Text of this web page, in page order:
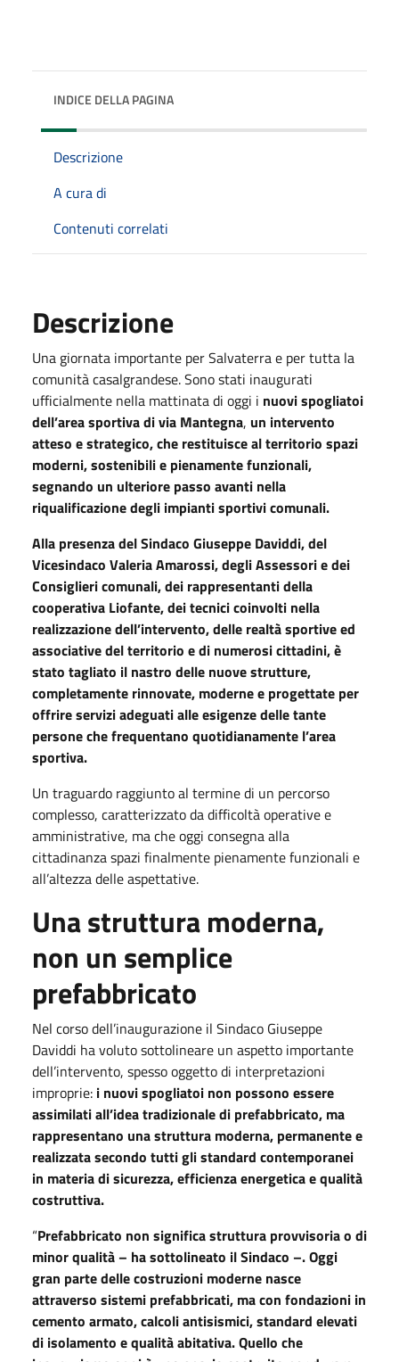
INDICE DELLA PAGINA
Descrizione
A cura di
Contenuti correlati
Descrizione
Una giornata importante per Salvaterra e per tutta la
comunità casalgrandese. Sono stati inaugurati
ufficialmente nella mattinata di oggi i nuovi spogliatoi
dell’area sportiva di via Mantegna, un intervento
atteso e strategico, che restituisce al territorio spazi
moderni, sostenibili e pienamente funzionali,
segnando un ulteriore passo avanti nella
riqualificazione degli impianti sportivi comunali.
Alla presenza del Sindaco Giuseppe Daviddi, del
Vicesindaco Valeria Amarossi, degli Assessori e dei
Consiglieri comunali, dei rappresentanti della
cooperativa Liofante, dei tecnici coinvolti nella
realizzazione dell’intervento, delle realtà sportive ed
associative del territorio e di numerosi cittadini, è
stato tagliato il nastro delle nuove strutture,
completamente rinnovate, moderne e progettate per
offrire servizi adeguati alle esigenze delle tante
persone che frequentano quotidianamente l’area
sportiva.
Un traguardo raggiunto al termine di un percorso
complesso, caratterizzato da difficoltà operative e
amministrative, ma che oggi consegna alla
cittadinanza spazi finalmente pienamente funzionali e
all’altezza delle aspettative.
Una struttura moderna,
non un semplice
prefabbricato
Nel corso dell’inaugurazione il Sindaco Giuseppe
Daviddi ha voluto sottolineare un aspetto importante
dell’intervento, spesso oggetto di interpretazioni
improprie: i nuovi spogliatoi non possono essere
assimilati all’idea tradizionale di prefabbricato, ma
rappresentano una struttura moderna, permanente e
realizzata secondo tutti gli standard contemporanei
in materia di sicurezza, efficienza energetica e qualità
costruttiva.
“Prefabbricato non significa struttura provvisoria o di
minor qualità – ha sottolineato il Sindaco –. Oggi
gran parte delle costruzioni moderne nasce
attraverso sistemi prefabbricati, ma con fondazioni in
cemento armato, calcoli antisismici, standard elevati
di isolamento e qualità abitativa. Quello che